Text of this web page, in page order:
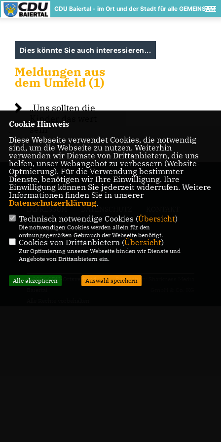
CDU Baiertal - im Ort und der Stadt für alle GEMEINSAM
Dies könnte Sie auch interessieren...
Meldungen aus
dem Umfeld (1)
Uns sollten die
Kinder das wert
sein“
DATENSCHUTZ
CDU Wiesloch
Mitgliederbereich
© 2026 CDU-Ortsverband
Realisation: Sharkness Media
Cookie Hinweis
Diese Webseite verwendet Cookies, die notwendig
sind, um die Webseite zu nutzen. Weiterhin
verwenden wir Dienste von Drittanbietern, die uns
helfen, unser Webangebot zu verbessern (Website-
Optmierung). Für die Verwendung bestimmter
Dienste, benötigen wir Ihre Einwilligung. Ihre
Einwilligung können Sie jederzeit widerrufen. Weitere
Informationen finden Sie in unserer
Datenschutzerklärung.
Technisch notwendige Cookies (Übersicht)
Die notwendigen Cookies werden allein für den
ordnungsgemäßen Gebrauch der Webseite benötigt.
Cookies von Drittanbietern (Übersicht)
Zur Optimierung unserer Webseite binden wir Dienste und
Angebote von Drittanbietern ein.
Alle akzeptieren Auswahl speichern